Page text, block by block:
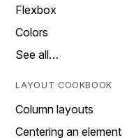
Flexbox
Colors
See all…
LAYOUT COOKBOOK
Column layouts
Centering an element